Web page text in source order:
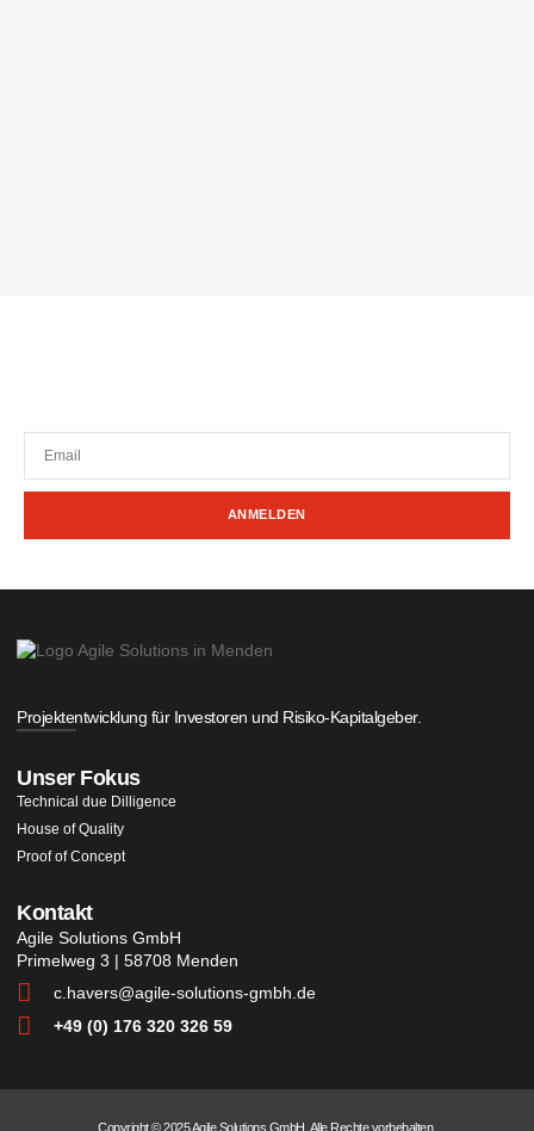
ANMELDEN
Projektentwicklung für Investoren und Risiko-Kapitalgeber.
Unser Fokus
Technical due Dilligence
House of Quality
Proof of Concept
Kontakt
Agile Solutions GmbH
Primelweg 3 | 58708 Menden
c.havers@agile-solutions-gmbh.de
+49 (0) 176 320 326 59
Copyright © 2025 Agile Solutions GmbH. Alle Rechte vorbehalten.